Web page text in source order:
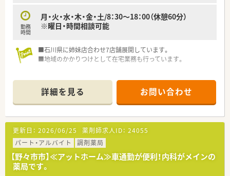
勤務
時間
月・火・水・木・金・土/8：30～18：00（休憩60分）
※曜日・時間相談可能
■石川県に姉妹店合わせ7店舗展開しています。
■地域のかかりつけとして在宅業務も行っています。
詳細を見る お問い合わせ
更新日： 2026/06/25 薬剤師求人ID： 24055
パート・アルバイト
調剤薬局
【野々市市】≪アットホーム≫車通勤が便利！内科がメインの
薬局です。